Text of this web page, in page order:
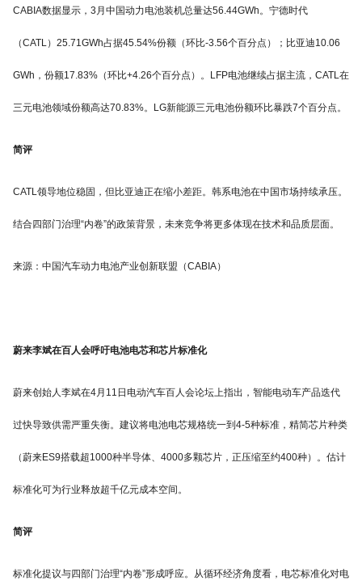
CABIA数据显示，3月中国动力电池装机总量达56.44GWh。宁德时代
（CATL）25.71GWh占据45.54%份额（环比-3.56个百分点）；比亚迪10.06
GWh，份额17.83%（环比+4.26个百分点）。LFP电池继续占据主流，CATL在
三元电池领域份额高达70.83%。LG新能源三元电池份额环比暴跌7个百分点。
简评
CATL领导地位稳固，但比亚迪正在缩小差距。韩系电池在中国市场持续承压。
结合四部门治理“内卷”的政策背景，未来竞争将更多体现在技术和品质层面。
来源：中国汽车动力电池产业创新联盟（CABIA）
蔚来李斌在百人会呼吁电池电芯和芯片标准化
蔚来创始人李斌在4月11日电动汽车百人会论坛上指出，智能电动车产品迭代
过快导致供需严重失衡。建议将电池电芯规格统一到4-5种标准，精简芯片种类
（蔚来ES9搭载超1000种半导体、4000多颗芯片，正压缩至约400种）。估计
标准化可为行业释放超千亿元成本空间。
简评
标准化提议与四部门治理“内卷”形成呼应。从循环经济角度看，电芯标准化对电